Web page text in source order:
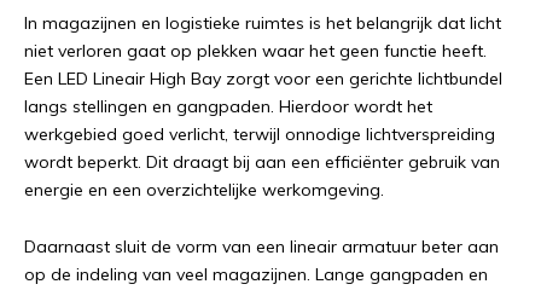
In magazijnen en logistieke ruimtes is het belangrijk dat licht
niet verloren gaat op plekken waar het geen functie heeft.
Een LED Lineair High Bay zorgt voor een gerichte lichtbundel
langs stellingen en gangpaden. Hierdoor wordt het
werkgebied goed verlicht, terwijl onnodige lichtverspreiding
wordt beperkt. Dit draagt bij aan een efficiënter gebruik van
energie en een overzichtelijke werkomgeving.
Daarnaast sluit de vorm van een lineair armatuur beter aan
op de indeling van veel magazijnen. Lange gangpaden en